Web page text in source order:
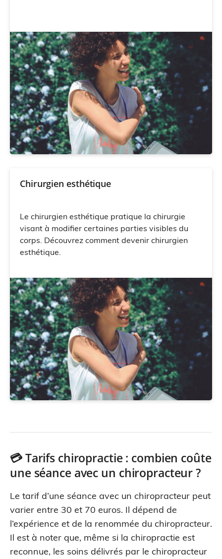
Chirurgien esthétique
Le chirurgien esthétique pratique la chirurgie
visant à modifier certaines parties visibles du
corps. Découvrez comment devenir chirurgien
esthétique.
💳 Tarifs chiropractie : combien coûte
une séance avec un chiropracteur ?
Le tarif d’une séance avec un chiropracteur peut
varier entre 30 et 70 euros. Il dépend de
l’expérience et de la renommée du chiropracteur.
Il est à noter que, même si la chiropractie est
reconnue, les soins délivrés par le chiropracteur